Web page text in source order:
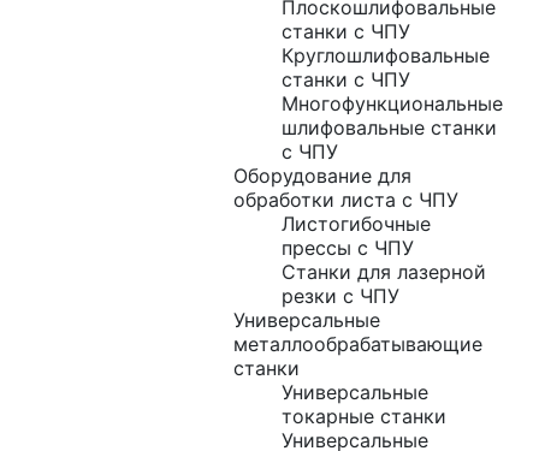
Плоскошлифовальные
станки с ЧПУ
Круглошлифовальные
станки с ЧПУ
Многофункциональные
шлифовальные станки
с ЧПУ
Оборудование для
обработки листа с ЧПУ
Листогибочные
прессы с ЧПУ
Станки для лазерной
резки с ЧПУ
Универсальные
металлообрабатывающие
станки
Универсальные
токарные станки
Универсальные